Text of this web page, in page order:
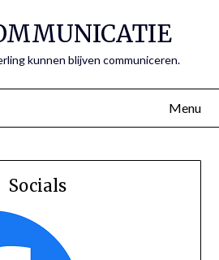
kunnen blijven communiceren.
Menu
Socials